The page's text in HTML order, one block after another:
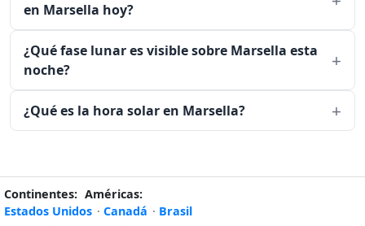
en Marsella hoy?
¿Qué fase lunar es visible sobre Marsella esta
noche?
¿Qué es la hora solar en Marsella?
Continentes: Américas:
Estados Unidos · Canadá · Brasil